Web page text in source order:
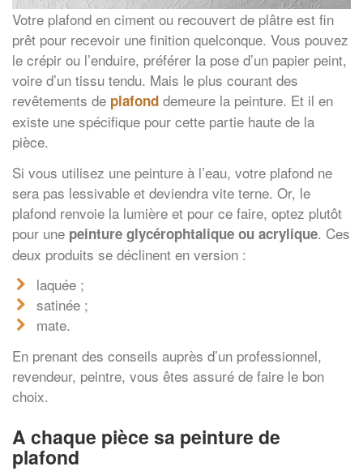
Votre plafond en ciment ou recouvert de plâtre est fin
prêt pour recevoir une finition quelconque. Vous pouvez
le crépir ou l’enduire, préférer la pose d’un papier peint,
voire d’un tissu tendu. Mais le plus courant des
revêtements de plafond demeure la peinture. Et il en
existe une spécifique pour cette partie haute de la
pièce.
Si vous utilisez une peinture à l’eau, votre plafond ne
sera pas lessivable et deviendra vite terne. Or, le
plafond renvoie la lumière et pour ce faire, optez plutôt
pour une peinture glycérophtalique ou acrylique. Ces
deux produits se déclinent en version :
laquée ;
satinée ;
mate.
En prenant des conseils auprès d’un professionnel,
revendeur, peintre, vous êtes assuré de faire le bon
choix.
A chaque pièce sa peinture de
plafond